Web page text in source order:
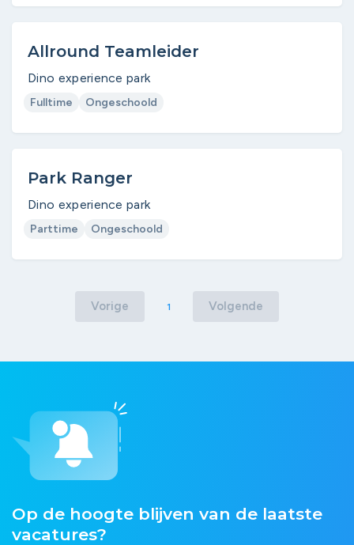
Allround Teamleider
Dino experience park
Fulltime Ongeschoold
Park Ranger
Dino experience park
Parttime Ongeschoold
Vorige 1 Volgende
Op de hoogte blijven van de laatste
vacatures?